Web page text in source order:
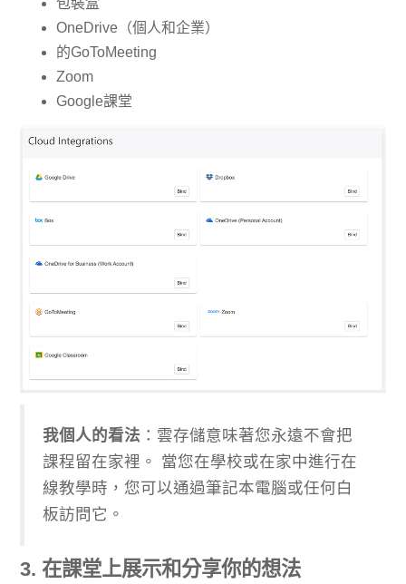
包裝盒
OneDrive（個人和企業）
的GoToMeeting
Zoom
Google課堂
我個人的看法 ：雲存儲意味著您永遠不會把
課程留在家裡。 當您在學校或在家中進行在
線教學時，您可以通過筆記本電腦或任何白
板訪問它。
3. 在課堂上展示和分享你的想法